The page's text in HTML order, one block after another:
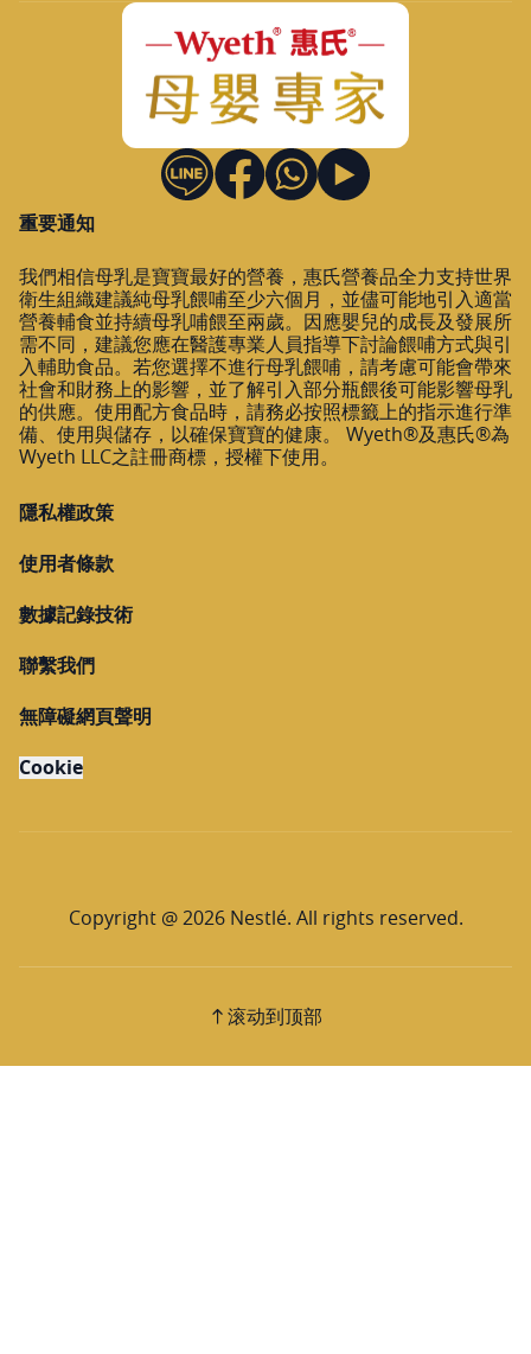
重要通知
我們相信母乳是寶寶最好的營養，惠氏營養品全力支持世界
衛生組織建議純母乳餵哺至少六個月，並儘可能地引入適當
營養輔食並持續母乳哺餵至兩歲。因應嬰兒的成長及發展所
需不同，建議您應在醫護專業人員指導下討論餵哺方式與引
入輔助食品。若您選擇不進行母乳餵哺，請考慮可能會帶來
社會和財務上的影響，並了解引入部分瓶餵後可能影響母乳
的供應。使用配方食品時，請務必按照標籤上的指示進行準
備、使用與儲存，以確保寶寶的健康。 Wyeth®及惠氏®為
Wyeth LLC之註冊商標，授權下使用。
隱私權政策
使用者條款
數據記錄技術
聯繫我們
無障礙網頁聲明
Cookie
Copyright @ 2026 Nestlé. All rights reserved.
滚动到顶部